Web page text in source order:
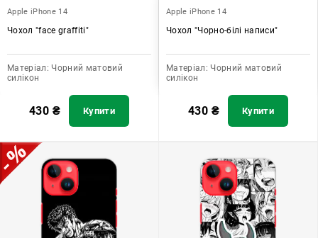
Apple iPhone 14
Чохол "face graffiti"
Матеріал: Чорний матовий
силікон
430 ₴ Купити
Apple iPhone 14
Чохол "Чорно-білі написи"
Матеріал: Чорний матовий
силікон
430 ₴ Купити